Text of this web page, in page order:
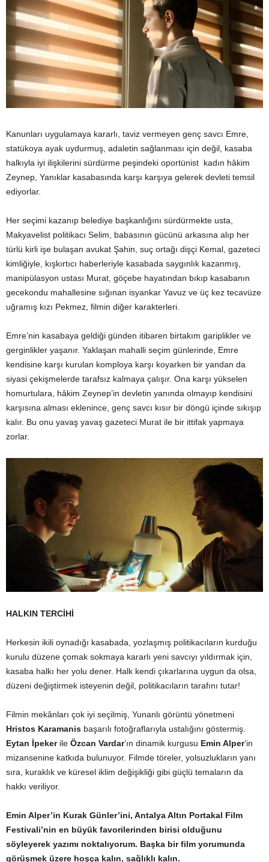
Kanunları uygulamaya kararlı, taviz vermeyen genç savcı Emre,
statükoya ayak uydurmuş, adaletin sağlanması için değil, kasaba
halkıyla iyi ilişkilerini sürdürme peşindeki oportünist kadın hâkim
Zeynep, Yanıklar kasabasında karşı karşıya gelerek devleti temsil
ediyorlar.
Her seçimi kazanıp belediye başkanlığını sürdürmekte usta,
Makyavelist politikacı Selim, babasının gücünü arkasına alıp her
türlü kirli işe bulaşan avukat Şahin, suç ortağı dişçi Kemal, gazeteci
kimliğiyle, kışkırtıcı haberleriyle kasabada saygınlık kazanmış,
manipülasyon ustası Murat, göçebe hayatından bıkıp kasabanın
gecekondu mahallesine sığınan isyankar Yavuz ve üç kez tecavüze
uğramış kızı Pekmez, filmin diğer karakterleri.
Emre’nin kasabaya geldiği günden itibaren birtakım gariplikler ve
gerginlikler yaşanır. Yaklaşan mahalli seçim günlerinde, Emre
kendisine karşı kurulan komploya karşı koyarken bir yandan da
siyasi çekişmelerde tarafsız kalmaya çalışır. Ona karşı yükselen
homurtulara, hâkim Zeynep’in devletin yanında olmayıp kendisini
karşısına alması eklenince, genç savcı kısır bir döngü içinde sıkışıp
kalır. Bu onu yavaş yavaş gazeteci Murat ile bir ittifak yapmaya
zorlar.
HALKIN TERCİHİ
Herkesin ikili oynadığı kasabada, yozlaşmış politikacıların kurduğu
kurulu düzene çomak sokmaya kararlı yeni savcıyı yıldırmak için,
kasaba halkı her yolu dener. Halk kendi çıkarlarına uygun da olsa,
düzeni değiştirmek isteyenin değil, politikacıların tarafını tutar!
Filmin mekânları çok iyi seçilmiş, Yunanlı görüntü yönetmeni
Hristos Karamanis başarılı fotoğraflarıyla ustalığını göstermiş.
Eytan İpekerile Özcan Vardar’ın dinamik kurgusu Emin Alper’in
mizansenine katkıda bulunuyor. Filmde töreler, yolsuzlukların yanı
sıra, kuraklık ve küresel iklim değişikliği gibi güçlü temaların da
hakkı veriliyor.
Emin Alper’in Kurak Günler’ini, Antalya Altın Portakal Film
Festivali’nin en büyük favorilerinden birisi olduğunu
söyleyerek yazımı noktalıyorum. Başka bir film yorumunda
görüşmek üzere hoşça kalın, sağlıklı kalın.